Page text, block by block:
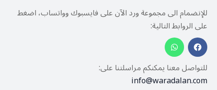
للإنضمام الى مجموعة ورد الآن على فايسبوك وواتساب، اضغط
على الروابط التالية:
للتواصل معنا يمكنكم مراسلتنا على:
info@waradalan.com